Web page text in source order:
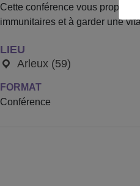
Cette conférence vous
immunitaires et à garder une
LIEU
Arleux (59)
FORMAT
Conférence